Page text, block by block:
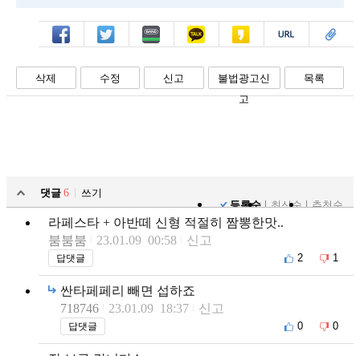
페북 트윗 밴드 카톡 카스 복사 스크랩
삭제 수정 신고
불법광고신
고
목록
댓글 6
쓰기
등록순
최신순 추천순
라페스타 + 아반떼 신형 적절히 짬뽕한맛..
붐붐붐
23.01.09 00:58 신고
답댓글 2 1
싼타페페리 빼면 섭하죠
718746
23.01.09 18:37 신고
답댓글 0 0